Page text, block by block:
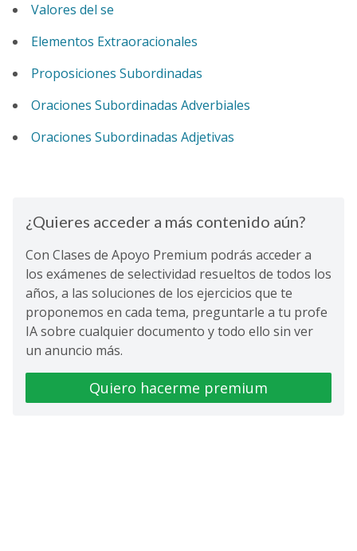
Valores del se
Elementos Extraoracionales
Proposiciones Subordinadas
Oraciones Subordinadas Adverbiales
Oraciones Subordinadas Adjetivas
¿Quieres acceder a más contenido aún?
Con Clases de Apoyo Premium podrás acceder a
los exámenes de selectividad resueltos de todos los
años, a las soluciones de los ejercicios que te
proponemos en cada tema, preguntarle a tu profe
IA sobre cualquier documento y todo ello sin ver
un anuncio más.
Quiero hacerme premium